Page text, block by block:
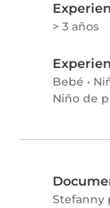
> 3 años
Bebé •
Niño de
Stefanny